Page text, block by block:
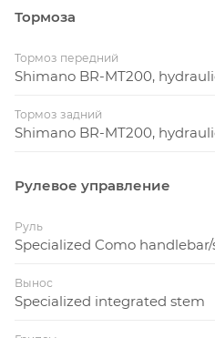
Тормоза
Тормоз передний
Shimano BR-MT200,
Тормоз задний
Shimano BR-MT200,
Рулевое управление
Руль
Specialized Como
Вынос
Specialized integrated stem